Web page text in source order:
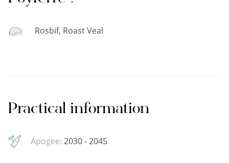
Rosbif, Roast Veal
Practical information
Apogee: 2030 - 2045